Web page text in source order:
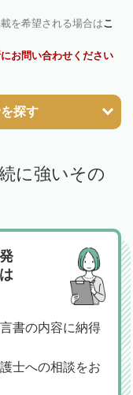
を希望される場合はこ
お問い合わせください
探す
に強いその
書の内容に納得
士への相談をお